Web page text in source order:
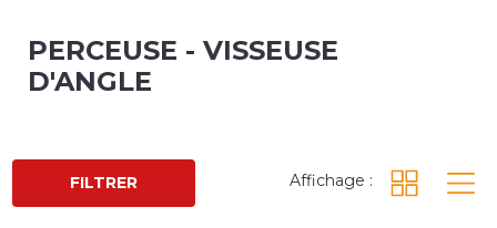
PERCEUSE - VISSEUSE
D'ANGLE
FILTRER Affichage :